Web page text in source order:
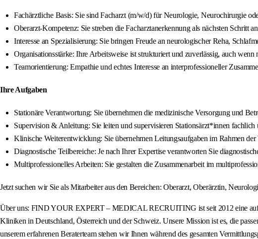
Fachärztliche Basis: Sie sind Facharzt (m/w/d) für Neurologie, Neurochirurgie
Oberarzt-Kompetenz: Sie streben die Facharztanerkennung als nächsten Schritt
Interesse an Spezialisierung: Sie bringen Freude an neurologischer Reha,
Organisationsstärke: Ihre Arbeitsweise ist strukturiert und zuverlässig, auch wenn
Teamorientierung: Empathie und echtes Interesse an interprofessioneller
Ihre Aufgaben
Stationäre Verantwortung: Sie übernehmen die medizinische Versorgung und
Supervision & Anleitung: Sie leiten und supervisieren Stationsärzt*innen
Klinische Weiterentwicklung: Sie übernehmen Leitungsaufgaben im Rahmen
Diagnostische Teilbereiche: Je nach Ihrer Expertise verantworten Sie
Multiprofessionelles Arbeiten: Sie gestalten die Zusammenarbeit im
Jetzt suchen wir Sie als Mitarbeiter aus den Bereichen: Oberarzt, Oberärztin,
Über uns: FIND YOUR EXPERT – MEDICAL RECRUITING ist seit 2012 eine auf
Kliniken in Deutschland, Österreich und der Schweiz. Unsere Mission ist es, die
unserem erfahrenen Beraterteam stehen wir Ihnen während des gesamten